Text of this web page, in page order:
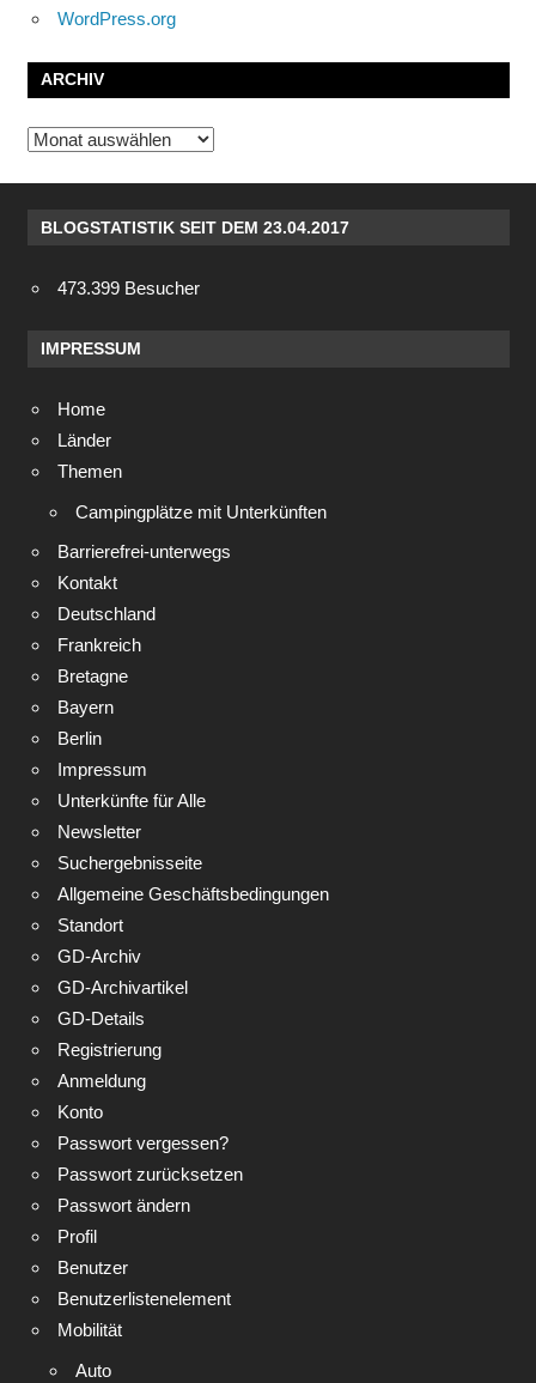
WordPress.org
ARCHIV
Archiv
BLOGSTATISTIK SEIT DEM 23.04.2017
473.399 Besucher
IMPRESSUM
Home
Länder
Themen
Campingplätze mit Unterkünften
Barrierefrei-unterwegs
Kontakt
Deutschland
Frankreich
Bretagne
Bayern
Berlin
Impressum
Unterkünfte für Alle
Newsletter
Suchergebnisseite
Allgemeine Geschäftsbedingungen
Standort
GD-Archiv
GD-Archivartikel
GD-Details
Registrierung
Anmeldung
Konto
Passwort vergessen?
Passwort zurücksetzen
Passwort ändern
Profil
Benutzer
Benutzerlistenelement
Mobilität
Auto